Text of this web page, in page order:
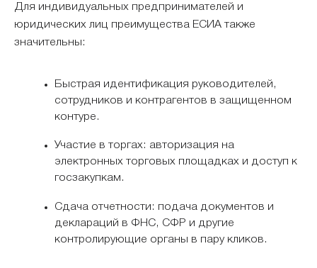
Для индивидуальных предпринимателей и
юридических лиц преимущества ЕСИА также
значительны:
Быстрая идентификация руководителей,
сотрудников и контрагентов в защищенном
контуре.
Участие в торгах: авторизация на
электронных торговых площадках и доступ к
госзакупкам.
Сдача отчетности: подача документов и
деклараций в ФНС, СФР и другие
контролирующие органы в пару кликов.